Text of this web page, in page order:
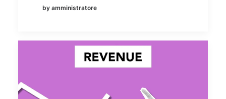
by amministratore